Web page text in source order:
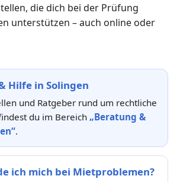
die dich bei der Prüfung
unterstützen – auch online oder
Hilfe in Solingen
und Ratgeber rund um rechtliche
du im Bereich „Beratung &
.
ich mich bei Mietproblemen?